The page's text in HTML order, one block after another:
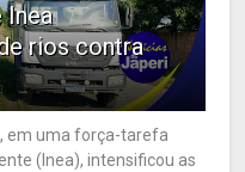
Inea
rios contra
em uma força-tarefa
(Inea), intensificou as